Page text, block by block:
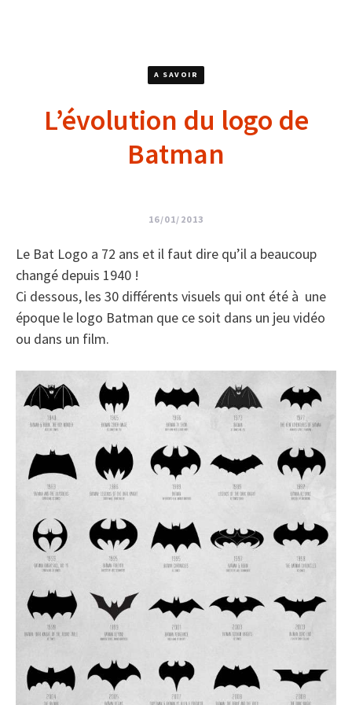
A SAVOIR
L’évolution du logo de
Batman
16/01/2013
Le Bat Logo a 72 ans et il faut dire qu’il a beaucoup
changé depuis 1940 !
Ci dessous, les 30 différents visuels qui ont été à une
époque le logo Batman que ce soit dans un jeu vidéo
ou dans un film.